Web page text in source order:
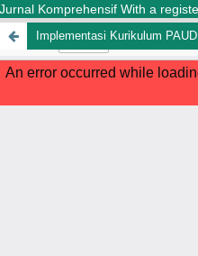
Komprehensif With a